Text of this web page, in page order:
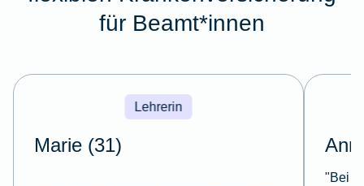
für Beamt*innen
Lehrerin
Marie (31)
"Bei